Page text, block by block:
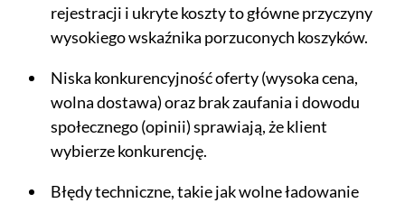
rejestracji i ukryte koszty to główne przyczyny
wysokiego wskaźnika porzuconych koszyków.
Niska konkurencyjność oferty (wysoka cena,
wolna dostawa) oraz brak zaufania i dowodu
społecznego (opinii) sprawiają, że klient
wybierze konkurencję.
Błędy techniczne, takie jak wolne ładowanie